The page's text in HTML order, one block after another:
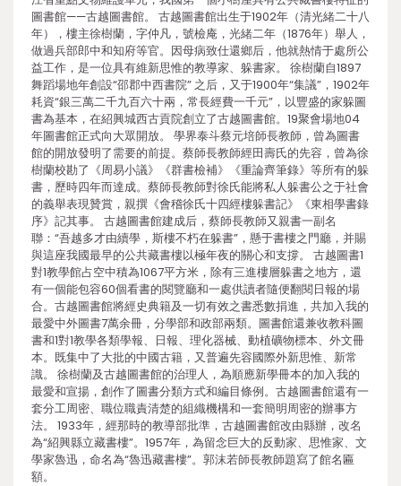
圖書館——古越圖書館。 古越圖書館出生于1902年（清光緒二十八
年），樓主徐樹蘭，字仲凡，號檢庵，光緒二年（1876年）舉人，
做過兵部郎中和知府等官。因母病致仕還鄉后，他就熱情于處所公
益工作，是一位具有維新思惟的教導家、躲書家。 徐樹蘭自1897
舞蹈場地年創設“邵郡中西書院” 之后，又于1900年“集議”，1902年
耗資“銀三萬二千九百六十兩，常長經費一千元”，以豐盛的家躲圖
書為基本，在紹興城西古貢院創立了古越圖書館。19聚會場地04
年圖書館正式向大眾開放。 學界泰斗蔡元培師長教師，曾為圖書
館的開放發明了需要的前提。蔡師長教師經田壽氏的先容，曾為徐
樹蘭校勘了《周易小議》《群書檢補》《重論齊筆錄》等所有的躲
書，歷時四年而達成。蔡師長教師對徐氏能將私人躲書公之于社會
的義舉表現贊賞，親撰《會稽徐氏十四經樓躲書記》《東相學書錄
序》記其事。 古越圖書館建成后，蔡師長教師又親書一副名
聯：“吾越多才由續學，斯樓不朽在躲書”，懸于書樓之門廳，并賜
與這座我國最早的公共藏書樓以極年夜的關心和支撐。 古越圖書1
對1教學館占空中積為1067平方米，除有三進樓層躲書之地方，還
有一個能包容60個看書的閱覽廳和一處供讀者隨便翻閱日報的場
合。古越圖書館將經史典籍及一切有效之書悉數捐進，共加入我的
最愛中外圖書7萬余冊，分學部和政部兩類。圖書館還兼收教科圖
書和1對1教學各類學報、日報、理化器械、動植礦物標本、外文冊
本。既集中了大批的中國古籍，又普遍先容國際外新思惟、新常
識。 徐樹蘭及古越圖書館的治理人，為順應新學冊本的加入我的
最愛和宣揚，創作了圖書分類方式和編目條例。古越圖書館還有一
套分工周密、職位職責清楚的組織機構和一套簡明周密的辦事方
法。 1933年，經那時的教導部批準，古越圖書館改由縣辦，改名
為“紹興縣立藏書樓”。1957年，為留念巨大的反動家、思惟家、文
學家魯迅，命名為“魯迅藏書樓”。郭沫若師長教師題寫了館名匾
額。